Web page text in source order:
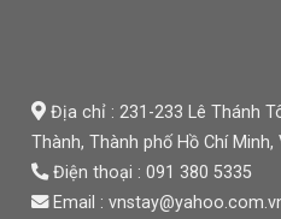
Địa chỉ : 231-233 Lê Thánh
Thành, Thành phố Hồ Chí Minh,
Điện thoại : 091 380 5335
Email :